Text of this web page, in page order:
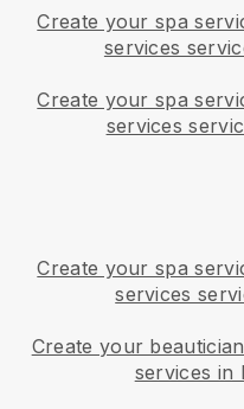
Create your spa
services
Create your spa
services
Create your spa
services
Create your
services in